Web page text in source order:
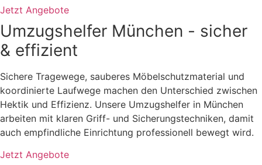
Jetzt Angebote
Umzugshelfer München - sicher
& effizient
Sichere Tragewege, sauberes Möbelschutzmaterial und
koordinierte Laufwege machen den Unterschied zwischen
Hektik und Effizienz. Unsere Umzugshelfer in München
arbeiten mit klaren Griff- und Sicherungstechniken, damit
auch empfindliche Einrichtung professionell bewegt wird.
Jetzt Angebote